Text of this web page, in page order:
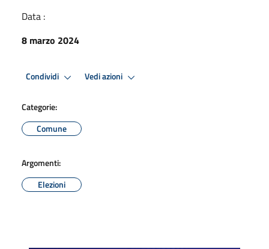
Data :
8 marzo 2024
Condividi Vedi azioni
Categorie:
Comune
Argomenti:
Elezioni